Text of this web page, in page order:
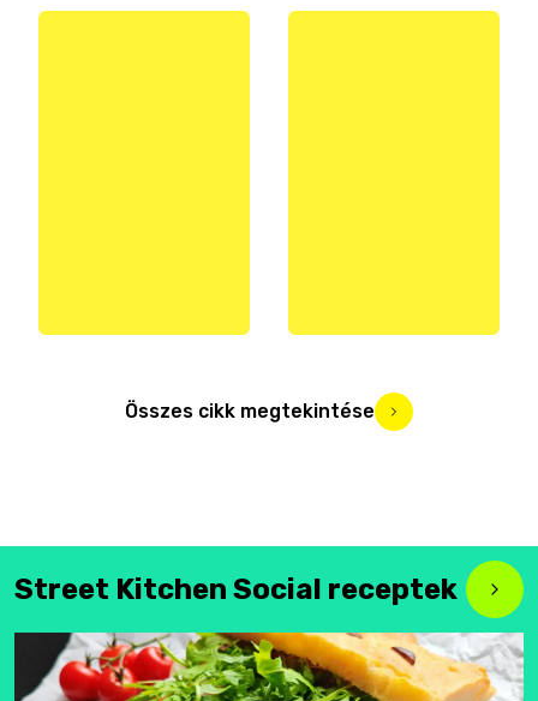
Összes cikk megtekintése
Street Kitchen Social receptek